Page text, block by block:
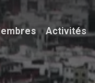
Activités